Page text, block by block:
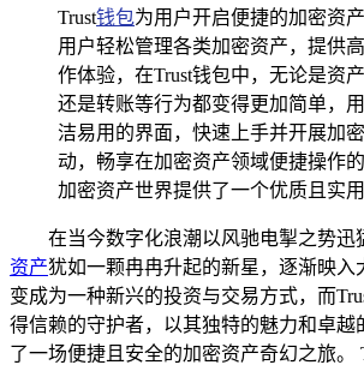
Trust钱包为用户开启便捷的加密资
用户轻松管理各类加密资产，提供
作体验，在Trust钱包中，无论是资
还是转账等行为都变得更加简单，
洁易用的界面，快速上手并开展加
动，畅享在加密资产领域便捷操作
加密资产世界提供了一个优质且实用
在当今数字化浪潮以风驰电掣之势迅
资产犹如一颗冉冉升起的新星，逐渐映入
变成为一种新兴的投资与交易方式，而
得信赖的守护者，以其独特的魅力和卓越
了一场便捷且安全的加密资产奇幻之旅。